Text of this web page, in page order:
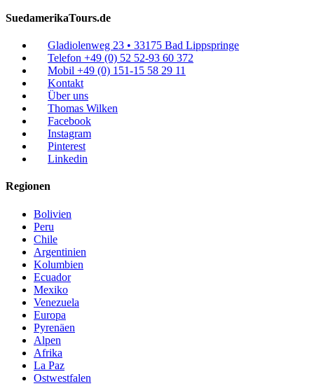
SuedamerikaTours.de
Gladiolenweg 23 • 33175 Bad Lippspringe
Telefon +49 (0) 52 52-93 60 372
Mobil +49 (0) 151-15 58 29 11
Kontakt
Über uns
Thomas Wilken
Facebook
Instagram
Pinterest
Linkedin
Regionen
Bolivien
Peru
Chile
Argentinien
Kolumbien
Ecuador
Mexiko
Venezuela
Europa
Pyrenäen
Alpen
Afrika
La Paz
Ostwestfalen